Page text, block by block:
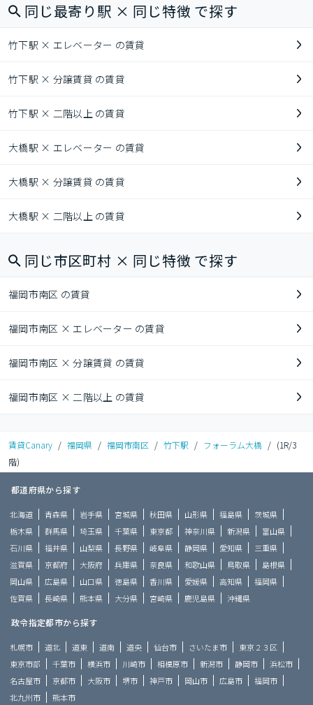
同じ最寄り駅 × 同じ特徴 で探す
竹下駅 × エレベーター の賃貸
竹下駅 × 分譲賃貸 の賃貸
竹下駅 × 二階以上 の賃貸
大橋駅 × エレベーター の賃貸
大橋駅 × 分譲賃貸 の賃貸
大橋駅 × 二階以上 の賃貸
同じ市区町村 × 同じ特徴 で探す
福岡市南区 の賃貸
福岡市南区 × エレベーター の賃貸
福岡市南区 × 分譲賃貸 の賃貸
福岡市南区 × 二階以上 の賃貸
賃貸Canary / 福岡県 / 福岡市南区 / 竹下駅 / フォーラム大橋 / (1R/3
階)
都道府県から探す
北海道 青森県 岩手県 宮城県 秋田県 山形県 福島県
茨城県
栃木県
群馬県 埼玉県 千葉県 東京都 神奈川県 新潟県
富山県
石川県
福井県 山梨県 長野県 岐阜県 静岡県 愛知県
三重県
滋賀県
京都府 大阪府 兵庫県 奈良県 和歌山県 鳥取県
島根県
岡山県
広島県 山口県 徳島県 香川県 愛媛県 高知県
福岡県
佐賀県
長崎県 熊本県 大分県 宮崎県 鹿児島県 沖縄県
政令指定都市から探す
札幌市 道北 道東 道南 道央 仙台市 さいたま市
東京２３区
東京市部
千葉市 横浜市 川崎市 相模原市 新潟市 静岡市
浜松市
名古屋市
京都市 大阪市 堺市 神戸市 岡山市 広島市
福岡市
北九州市
熊本市